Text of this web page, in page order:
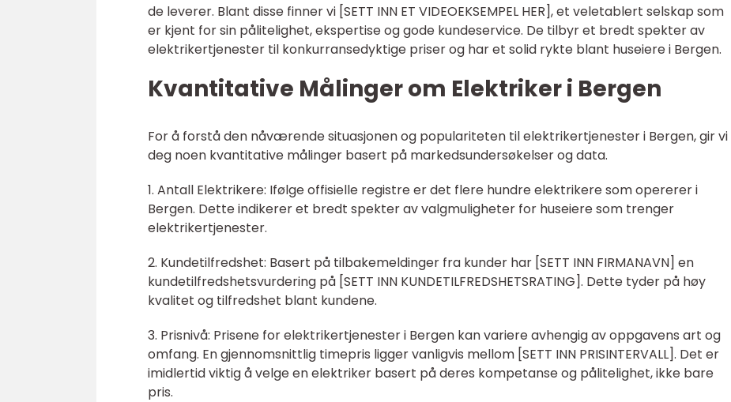
de leverer. Blant disse finner vi [SETT INN ET VIDEOEKSEMPEL HER], et veletablert selskap som
er kjent for sin pålitelighet, ekspertise og gode kundeservice. De tilbyr et bredt spekter av
elektrikertjenester til konkurransedyktige priser og har et solid rykte blant huseiere i Bergen.
Kvantitative Målinger om Elektriker i Bergen
For å forstå den nåværende situasjonen og populariteten til elektrikertjenester i Bergen, gir vi
deg noen kvantitative målinger basert på markedsundersøkelser og data.
1. Antall Elektrikere: Ifølge offisielle registre er det flere hundre elektrikere som opererer i
Bergen. Dette indikerer et bredt spekter av valgmuligheter for huseiere som trenger
elektrikertjenester.
2. Kundetilfredshet: Basert på tilbakemeldinger fra kunder har [SETT INN FIRMANAVN] en
kundetilfredshetsvurdering på [SETT INN KUNDETILFREDSHETSRATING]. Dette tyder på høy
kvalitet og tilfredshet blant kundene.
3. Prisnivå: Prisene for elektrikertjenester i Bergen kan variere avhengig av oppgavens art og
omfang. En gjennomsnittlig timepris ligger vanligvis mellom [SETT INN PRISINTERVALL]. Det er
imidlertid viktig å velge en elektriker basert på deres kompetanse og pålitelighet, ikke bare
pris.